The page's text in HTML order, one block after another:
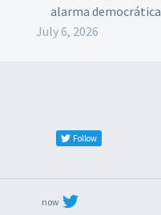
alarma democrática
July 6, 2026
Follow
now